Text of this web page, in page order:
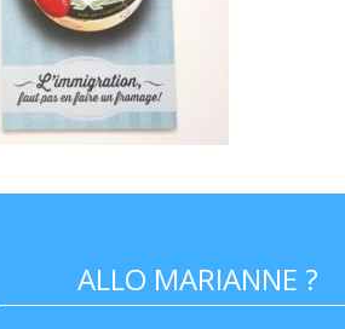
ALLO MARIANNE ?